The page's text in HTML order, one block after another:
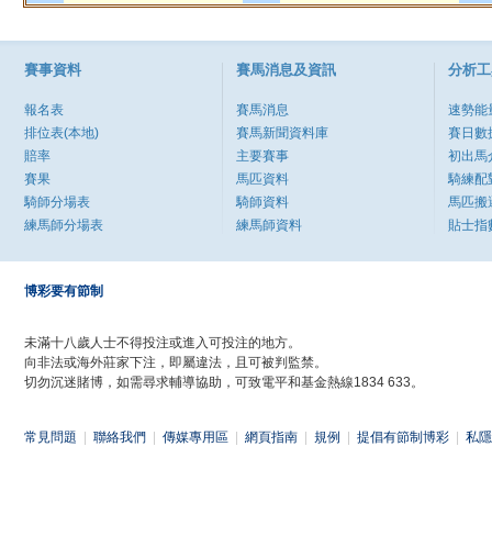
賽事資料
報名表
排位表(本地)
賠率
賽果
騎師分場表
練馬師分場表
賽馬消息及資訊
賽馬消息
賽馬新聞資料庫
主要賽事
馬匹資料
騎師資料
練馬師資料
分析
速勢能
賽日數
初出馬
騎練配
馬匹搬
貼士指
博彩要有節制
未滿十八歲人士不得投注或進入可投注的地方。
向非法或海外莊家下注，即屬違法，且可被判監禁。
切勿沉迷賭博，如需尋求輔導協助，可致電平和基金熱線1834 633。
常見問題 聯絡我們 傳媒專用區 網頁指南 規例 提倡有節制博彩 私